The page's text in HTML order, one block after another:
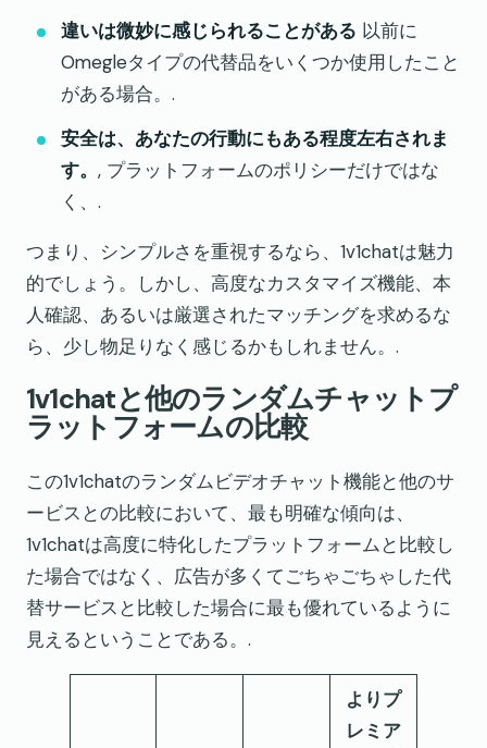
違いは微妙に感じられることがある 以前に
Omegleタイプの代替品をいくつか使用したこと
がある場合。.
安全は、あなたの行動にもある程度左右されま
す。 , プラットフォームのポリシーだけではな
く、.
つまり、シンプルさを重視するなら、1v1chatは魅力
的でしょう。しかし、高度なカスタマイズ機能、本
人確認、あるいは厳選されたマッチングを求めるな
ら、少し物足りなく感じるかもしれません。.
1v1chatと他のランダムチャットプ
ラットフォームの比較
この1v1chatのランダムビデオチャット機能と他のサ
ービスとの比較において、最も明確な傾向は、
1v1chatは高度に特化したプラットフォームと比較し
た場合ではなく、広告が多くてごちゃごちゃした代
替サービスと比較した場合に最も優れているように
見えるということである。.
よりプ
レミア